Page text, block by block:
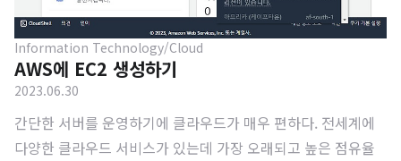
Information Technology/Cloud
AWS에 EC2 생성하기
2023.06.30
간단한 서버를 운영하기에 클라우드가 매우 편하다. 전세계에
다양한 클라우드 서비스가 있는데 가장 오래되고 높은 점유율